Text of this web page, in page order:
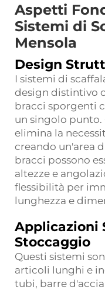
Aspetti
Sistemi di
Mensola
Design
I sistemi di
design distintivo
bracci sporgenti
un singolo punto.
elimina la
creando un'area
bracci possono
altezze e
flessibilità per
lunghezza e
Applicazioni
Stoccaggio
Questi sistemi
articoli lunghi e
tubi, barre